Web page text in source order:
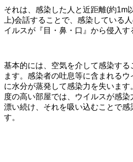
それは、感染した人と近距離(約1m
上)会話することで、感染している
イルスが『目・鼻・口』から侵入す
基本的には、空気を介して感染す
ます。感染者の吐息等に含まれる
に水分が蒸発して感染力を失いま
度の高い部屋では、ウイルスが感染
漂い続け、それを吸い込むことで感
す。